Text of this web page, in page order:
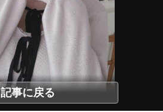
記事に戻る